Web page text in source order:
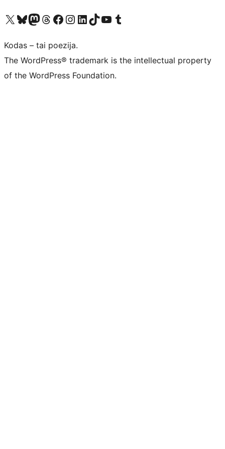
Visit our X (formerly Twitter) account
Apsilankykite mūsų Bluesky paskyroje
Visit our Mastodon account
Apsilankykite mūsų Threads paskyroje
Visit our Facebook page
Visit our Instagram account
Visit our LinkedIn account
Apsilankykite mūsų TikTok paskyroje
Visit our YouTube channel
Apsilankykite mūsų Tumblr paskyroje
Kodas – tai poezija.
The WordPress® trademark is the intellectual property
of the WordPress Foundation.